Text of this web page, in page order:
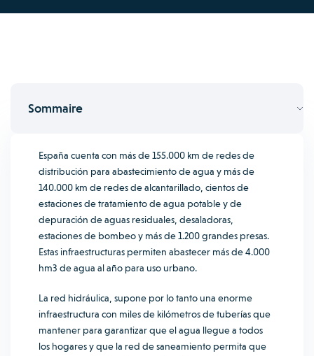
Sommaire
España cuenta con más de 155.000 km de redes de
distribución para abastecimiento de agua y más de
140.000 km de redes de alcantarillado, cientos de
estaciones de tratamiento de agua potable y de
depuración de aguas residuales, desaladoras,
estaciones de bombeo y más de 1.200 grandes presas.
Estas infraestructuras permiten abastecer más de 4.000
hm3 de agua al año para uso urbano.
La red hidráulica, supone por lo tanto una enorme
infraestructura con miles de kilómetros de tuberías que
mantener para garantizar que el agua llegue a todos
los hogares y que la red de saneamiento permita que